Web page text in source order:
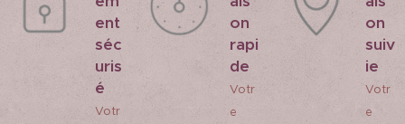
ent
séc
uris
é
Votr
on
rapi
de
Votr
e
on
suiv
ie
Votr
e